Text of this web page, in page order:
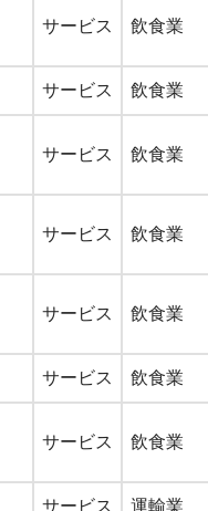
サービス 飲食業
サービス 飲食業
サービス 飲食業
サービス 飲食業
サービス 飲食業
サービス 飲食業
サービス 飲食業
サービス 運輸業